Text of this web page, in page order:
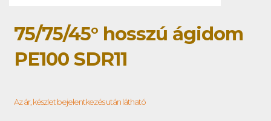
75/75/45° hosszú ágidom
PE100 SDR11
Az ár, készlet bejelentkezés után látható